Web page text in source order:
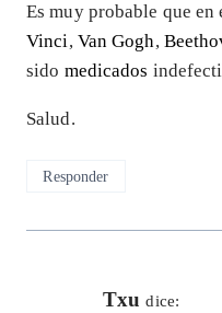
Es muy probable que en
Vinci, Van Gogh,
sido medicados
Salud.
Responder
Txu dice: